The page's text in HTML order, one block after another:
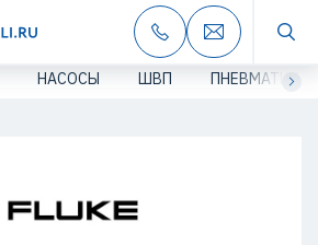
НАСОСЫ ШВП ПНЕВМАТИКА